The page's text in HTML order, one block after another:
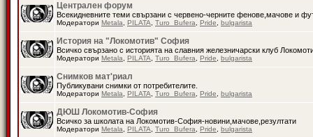
Централен форум
Всекидневните теми свързани с червено-черните фенове,мачове и
Модератори Metala PILATA Turo_Bufera Pride bulgarista
История на "Локомотив" София
Всичко свързано с историята на славния железничарски клуб
Модератори Metala PILATA Turo_Bufera Pride bulgarista
Снимков мат'риал
Публикувани снимки от потребителите.
Модератори Metala PILATA Turo_Bufera Pride bulgarista
ДЮШ Локомотив-София
Всичко за школата на Локомотив-София-новини,мачове,резултати
Модератори Metala PILATA Turo_Bufera Pride bulgarista